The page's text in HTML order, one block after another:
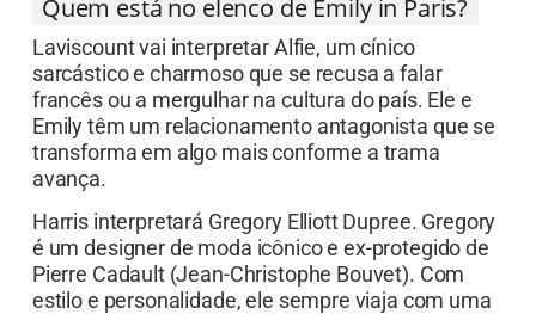
Quem está no elenco de Emily in Paris?
Laviscount vai interpretar Alfie, um cínico
sarcástico e charmoso que se recusa a falar
francês ou a mergulhar na cultura do país. Ele e
Emily têm um relacionamento antagonista que se
transforma em algo mais conforme a trama
avança.
Harris interpretará Gregory Elliott Dupree. Gregory
é um designer de moda icônico e ex-protegido de
Pierre Cadault (Jean-Christophe Bouvet). Com
estilo e personalidade, ele sempre viaja com uma